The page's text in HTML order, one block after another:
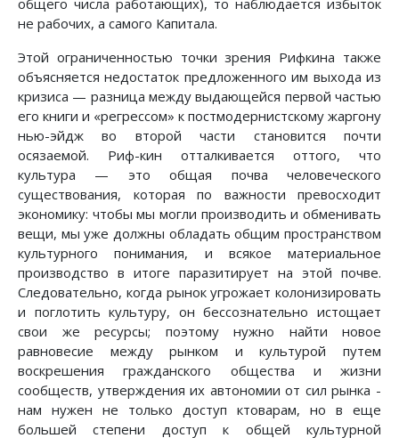
общего числа работающих), то наблюдается избыток
не рабочих, а самого Капитала.
Этой ограниченностью точки зрения Рифкина также
объясняется недостаток предложенного им выхода из
кризиса — разница между выдающейся первой частью
его книги и «регрессом» к постмодернистскому жаргону
нью-эйдж во второй части становится почти
осязаемой. Риф-кин отталкивается оттого, что
культура — это общая почва человеческого
существования, которая по важности превосходит
экономику: чтобы мы могли производить и обменивать
вещи, мы уже должны обладать общим пространством
культурного понимания, и всякое материальное
производство в итоге паразитирует на этой почве.
Следовательно, когда рынок угрожает колонизировать
и поглотить культуру, он бессознательно истощает
свои же ресурсы; поэтому нужно найти новое
равновесие между рынком и культурой путем
воскрешения гражданского общества и жизни
сообществ, утверждения их автономии от сил рынка -
нам нужен не только доступ ктоварам, но в еще
большей степени доступ к общей культурной